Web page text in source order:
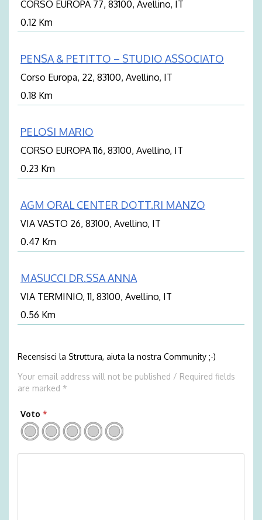
CORSO EUROPA 77, 83100, Avellino, IT
0.12 Km
PENSA & PETITTO – STUDIO ASSOCIATO
Corso Europa, 22, 83100, Avellino, IT
0.18 Km
PELOSI MARIO
CORSO EUROPA 116, 83100, Avellino, IT
0.23 Km
AGM ORAL CENTER DOTT.RI MANZO
VIA VASTO 26, 83100, Avellino, IT
0.47 Km
MASUCCI DR.SSA ANNA
VIA TERMINIO, 11, 83100, Avellino, IT
0.56 Km
Recensisci la Struttura, aiuta la nostra Community ;-)
Your email address will not be published / Required fields
are marked *
Voto *